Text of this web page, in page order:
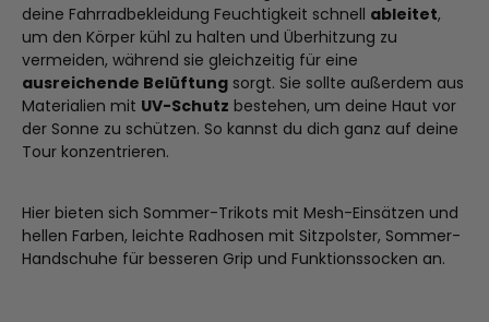
deine Fahrradbekleidung Feuchtigkeit schnell ableitet,
um den Körper kühl zu halten und Überhitzung zu
vermeiden, während sie gleichzeitig für eine
ausreichende Belüftung sorgt. Sie sollte außerdem aus
Materialien mit UV-Schutz bestehen, um deine Haut vor
der Sonne zu schützen. So kannst du dich ganz auf deine
Tour konzentrieren.
Hier bieten sich Sommer-Trikots mit Mesh-Einsätzen und
hellen Farben, leichte Radhosen mit Sitzpolster, Sommer-
Handschuhe für besseren Grip und Funktionssocken an.